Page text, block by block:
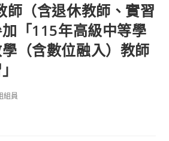
師（含退休教師、實習
「115年高級中等學
（含數位融入）教師
組員